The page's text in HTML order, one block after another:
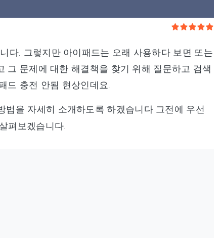
다. 그렇지만 아이패드는 오래 사용하다 보면 또는
그 문제에 대한 해결책을 찾기 위해 질문하고 검색
드 충전 안됨 현상인데요.
법을 자세히 소개하도록 하겠습니다 그전에 우선
펴보겠습니다.